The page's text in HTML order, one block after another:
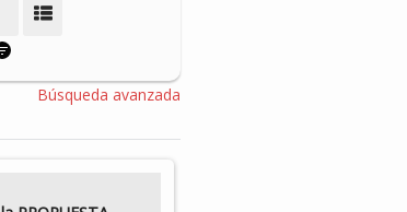
Búsqueda avanzada